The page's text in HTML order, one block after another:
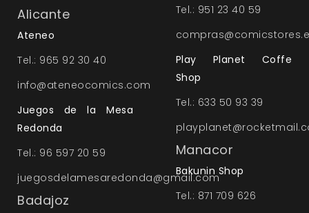
Alicante
Ateneo
Tel.: 965 92 30 40
info@ateneocomics.com
Juegos de la Mesa
Redonda
Tel.: 96 597 20 59
juegosdelamesaredonda@gmail.com
Badajoz
Tel.: 951 23 40 59
Play Planet Coffe
Shop
Tel.: 633 50 93 39
Manacor
Bakunin Shop
Tel.: 871 709 626